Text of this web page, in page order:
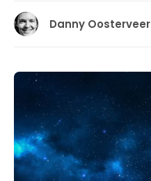
Danny Oosterveer